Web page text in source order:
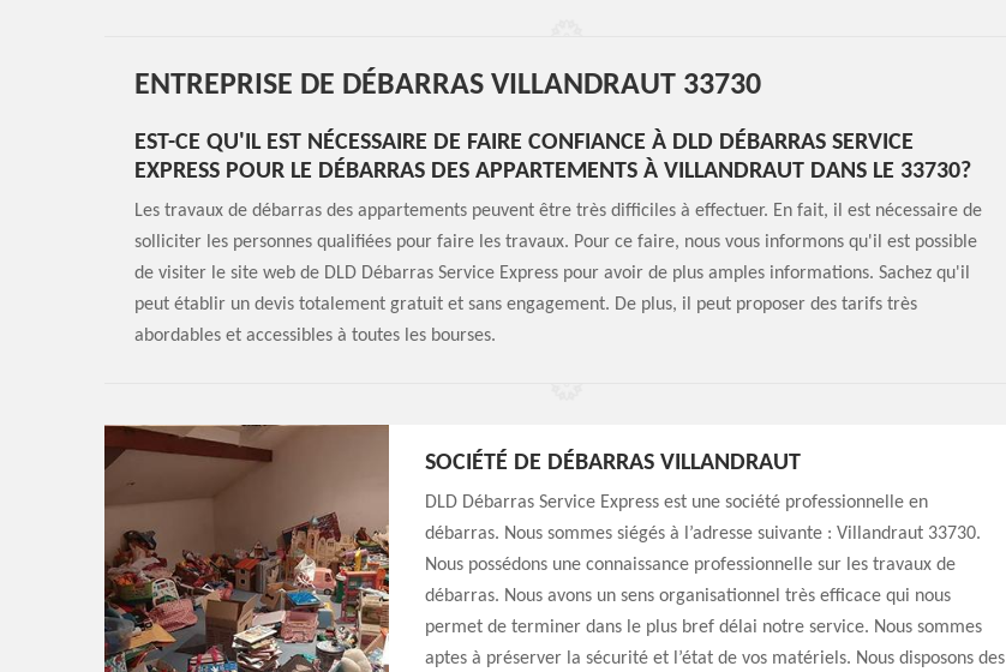
ENTREPRISE DE DÉBARRAS VILLANDRAUT 33730
EST-CE QU'IL EST NÉCESSAIRE DE FAIRE CONFIANCE À DLD DÉBARRAS SERVICE
EXPRESS POUR LE DÉBARRAS DES APPARTEMENTS À VILLANDRAUT DANS LE 33730?
Les travaux de débarras des appartements peuvent être très difficiles à effectuer. En fait, il est nécessaire de
solliciter les personnes qualifiées pour faire les travaux. Pour ce faire, nous vous informons qu'il est possible
de visiter le site web de DLD Débarras Service Express pour avoir de plus amples informations. Sachez qu'il
peut établir un devis totalement gratuit et sans engagement. De plus, il peut proposer des tarifs très
abordables et accessibles à toutes les bourses.
SOCIÉTÉ DE DÉBARRAS VILLANDRAUT
DLD Débarras Service Express est une société professionnelle en
débarras. Nous sommes siégés à l’adresse suivante : Villandraut 33730.
Nous possédons une connaissance professionnelle sur les travaux de
débarras. Nous avons un sens organisationnel très efficace qui nous
permet de terminer dans le plus bref délai notre service. Nous sommes
aptes à préserver la sécurité et l’état de vos matériels. Nous disposons des